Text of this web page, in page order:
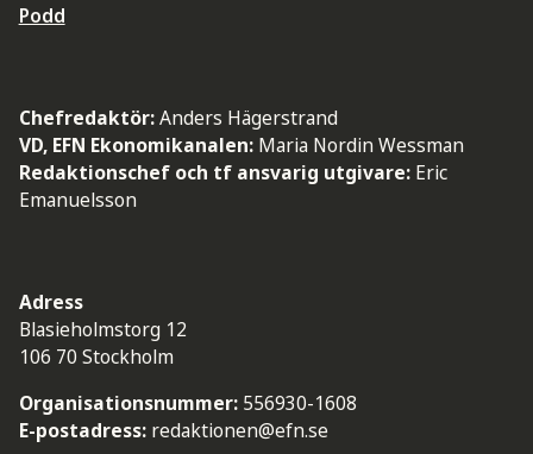
Podd
Chefredaktör:Anders Hägerstrand
VD, EFN Ekonomikanalen: Maria Nordin Wessman
Redaktionschef och tf ansvarig utgivare: Eric
Emanuelsson
Adress
Blasieholmstorg 12
106 70 Stockholm
Organisationsnummer: 556930-1608
E-postadress: redaktionen@efn.se